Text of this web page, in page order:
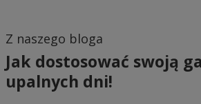
Z naszego bloga
Jak dostosować swoją
upalnych dni!